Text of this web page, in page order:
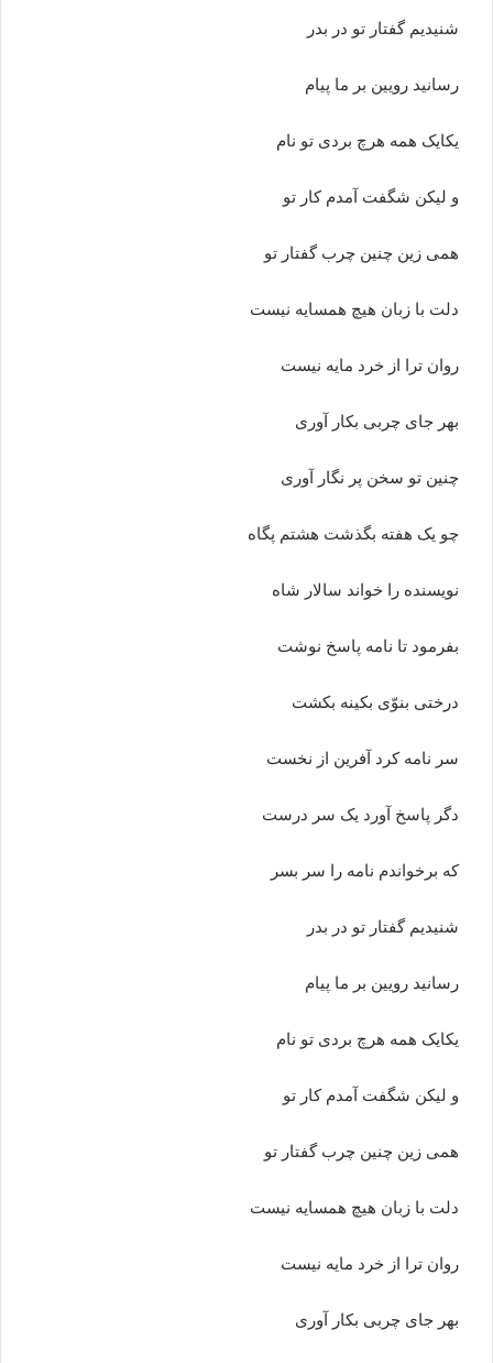
شنیدیم گفتار تو در بدر
رسانید رویین بر ما پیام
یکایک همه هرچ بردى تو نام‏
و لیکن شگفت آمدم کار تو
همى زین چنین چرب گفتار تو
دلت با زبان هیچ همسایه نیست
روان ترا از خرد مایه نیست‏
بهر جاى چربى بکار آورى
چنین تو سخن پر نگار آورى‏
چو یک هفته بگذشت هشتم پگاه
نویسنده را خواند سالار شاه‏
بفرمود تا نامه پاسخ نوشت
درختى بنوّى بکینه بکشت‏
سر نامه کرد آفرین از نخست
دگر پاسخ آورد یک سر درست‏
که برخواندم نامه را سر بسر
شنیدیم گفتار تو در بدر
رسانید رویین بر ما پیام
یکایک همه هرچ بردى تو نام‏
و لیکن شگفت آمدم کار تو
همى زین چنین چرب گفتار تو
دلت با زبان هیچ همسایه نیست
روان ترا از خرد مایه نیست‏
بهر جاى چربى بکار آورى